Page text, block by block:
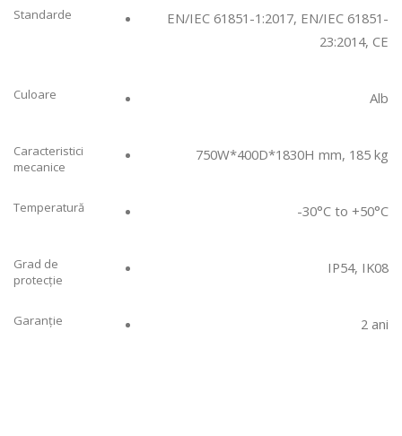
Standarde
EN/IEC 61851-1:2017, EN/IEC 61851-
23:2014, CE
Culoare Alb
Caracteristici
mecanice
750W*400D*1830H mm, 185 kg
Temperatură -30°C to +50°C
Grad de
protecție
IP54, IK08
Garanție 2 ani